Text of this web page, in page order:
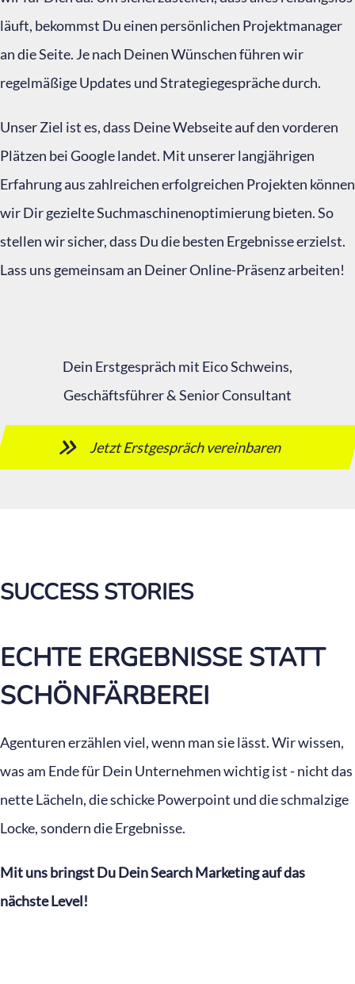
läuft, bekommst Du einen persönlichen Projektmanager
an die Seite. Je nach Deinen Wünschen führen wir
regelmäßige Updates und Strategiegespräche durch.
Unser Ziel ist es, dass Deine Webseite auf den vorderen
Plätzen bei Google landet. Mit unserer langjährigen
Erfahrung aus zahlreichen erfolgreichen Projekten können
wir Dir gezielte Suchmaschinenoptimierung bieten. So
stellen wir sicher, dass Du die besten Ergebnisse erzielst.
Lass uns gemeinsam an Deiner Online-Präsenz arbeiten!
Dein Erstgespräch mit Eico Schweins,
Geschäftsführer & Senior Consultant
Jetzt Erstgespräch vereinbaren
SUCCESS STORIES
ECHTE ERGEBNISSE STATT
SCHÖNFÄRBEREI
Agenturen erzählen viel, wenn man sie lässt. Wir wissen,
was am Ende für Dein Unternehmen wichtig ist - nicht das
nette Lächeln, die schicke Powerpoint und die schmalzige
Locke, sondern die Ergebnisse.
Mit uns bringst Du Dein Search Marketing auf das
nächste Level!